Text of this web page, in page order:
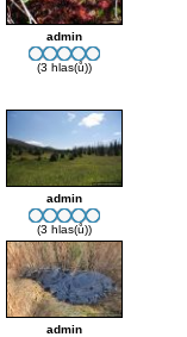
admin
(3 hlas(ů))
admin
(3 hlas(ů))
admin